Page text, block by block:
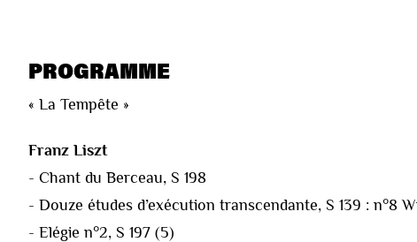
PROGRAMME
« La Tempête »
Franz Liszt
- Chant du Berceau, S 198
- Douze études d’exécution transcendante, S 139 : n°8
- Elégie n°2, S 197 (5)